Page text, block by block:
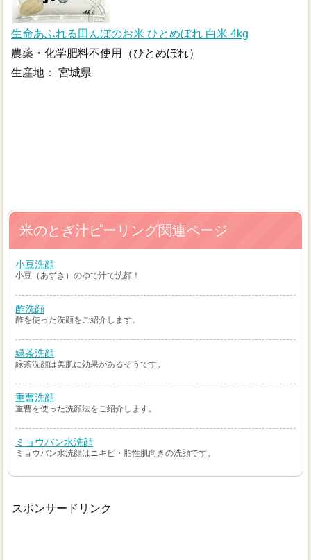
生命あふれる田んぼのお米 ひとめぼれ 白米 4kg
農薬・化学肥料不使用（ひとめぼれ）
生産地： 宮城県
米のとぎ汁ピーリング関連ページ
小豆洗顔
小豆（あずき）のゆで汁で洗顔！
酢洗顔
酢を使った洗顔をご紹介します。
緑茶洗顔
緑茶洗顔は美肌に効果があるそうです。
重曹洗顔
重曹を使った洗顔法をご紹介します。
ミョウバン水洗顔
ミョウバン水洗顔はニキビ・脂性肌向きの洗顔です。
スポンサードリンク